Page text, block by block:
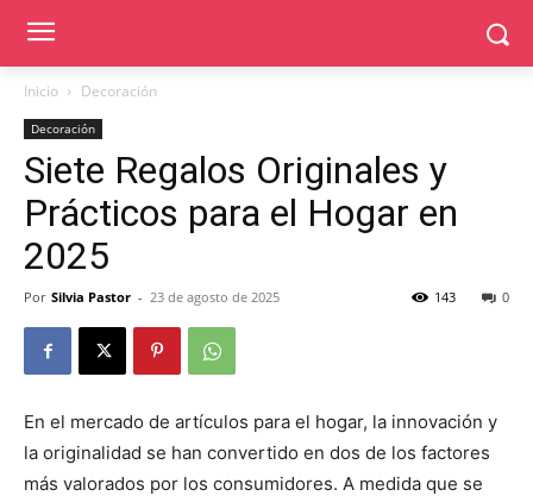
Inicio Decoración
Decoración
Siete Regalos Originales y
Prácticos para el Hogar en
2025
Por Silvia Pastor - 23 de agosto de 2025 0
143
En el mercado de artículos para el hogar, la innovación y
la originalidad se han convertido en dos de los factores
más valorados por los consumidores. A medida que se